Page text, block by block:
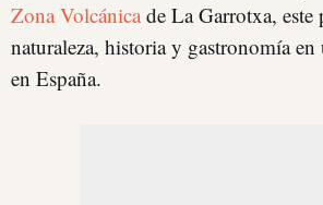
Zona Volcánicade La Garrotxa, este
naturaleza, historia y gastronomía
en España.